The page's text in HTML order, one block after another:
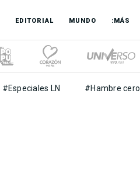
EDITORIAL MUNDO :MÁS
#Especiales LN #Hambre cero